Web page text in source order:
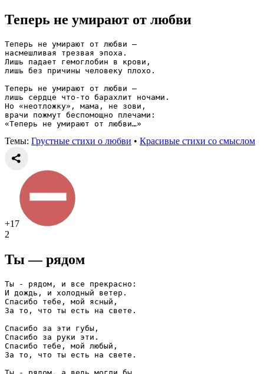
Теперь не умирают от любви
Теперь не умирают от любви —
насмешливая трезвая эпоха.
Лишь падает гемоглобин в крови,
лишь без причины человеку плохо.
Теперь не умирают от любви —
лишь сердце что-то барахлит ночами.
Но «неотложку», мама, не зови,
врачи пожмут беспомощно плечами:
«Теперь не умирают от любви…»
Темы: Грустные стихи о любви • Красивые стихи со смыслом
+17
2
Ты — рядом
Ты - рядом, и все прекрасно:
И дождь, и холодный ветер.
Спасибо тебе, мой ясный,
За то, что ты есть на свете.
Спасибо за эти губы,
Спасибо за руки эти.
Спасибо тебе, мой любый,
За то, что ты есть на свете.
Ты - рядом, а ведь могли бы